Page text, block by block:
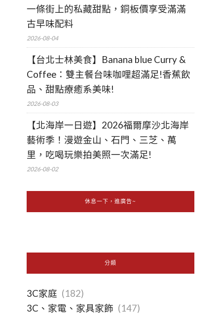
一條街上的私藏甜點，銅板價享受滿滿
古早味配料
2026-08-04
【台北士林美食】Banana blue Curry &
Coffee：雙主餐台味咖哩超滿足!香蕉飲
品、甜點療癒系美味!
2026-08-03
【北海岸一日遊】2026福爾摩沙北海岸
藝術季！漫遊金山、石門、三芝、萬
里，吃喝玩樂拍美照一次滿足!
2026-08-02
休息一下，進廣告~
分類
3C家庭 (182)
3C、家電、家具家飾 (147)